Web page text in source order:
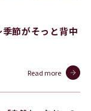
節がそっと背中
Read more